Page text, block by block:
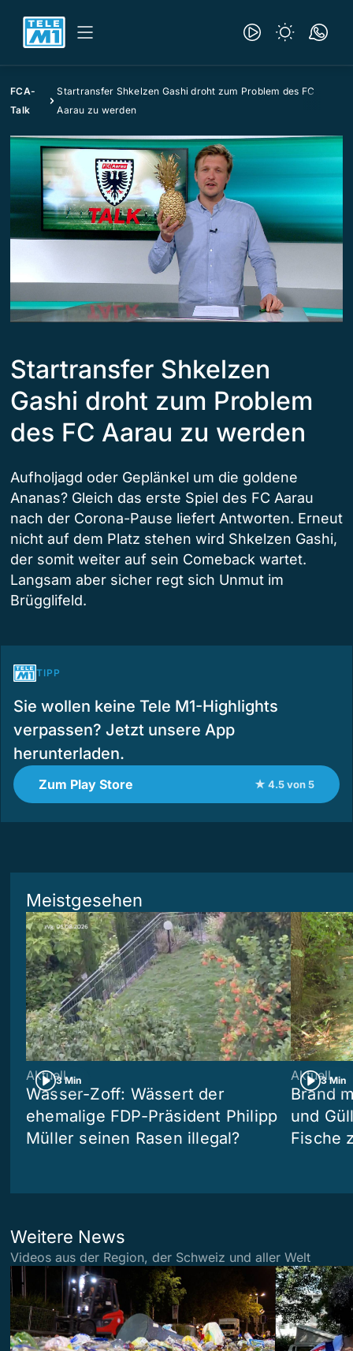
FCA-
Talk
Startransfer Shkelzen Gashi droht zum Problem des FC
Aarau zu werden
Startransfer Shkelzen
Gashi droht zum Problem
des FC Aarau zu werden
Aufholjagd oder Geplänkel um die goldene
Ananas? Gleich das erste Spiel des FC Aarau
nach der Corona-Pause liefert Antworten. Erneut
nicht auf dem Platz stehen wird Shkelzen Gashi,
der somit weiter auf sein Comeback wartet.
Langsam aber sicher regt sich Unmut im
Brügglifeld.
TIPP
Sie wollen keine Tele M1-Highlights
verpassen? Jetzt unsere App
herunterladen.
Zum Play Store ★ 4.5 von 5
Meistgesehen
3 Min
Aktuell
Wasser-Zoff: Wässert der
ehemalige FDP-Präsident Philipp
Müller seinen Rasen illegal?
3 Min
Aktuell
Brand
und
Fische
Weitere News
Videos aus der Region, der Schweiz und aller Welt